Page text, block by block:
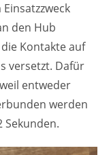
den Hub
Kontakte auf
versetzt. Dafür
entweder
werden
Sekunden.